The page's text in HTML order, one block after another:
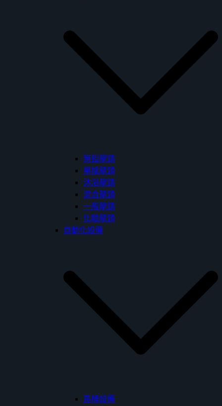
無鉛龍頭
單槍龍頭
沐浴龍頭
混合龍頭
一般龍頭
化驗龍頭
自動化設備
馬桶設備